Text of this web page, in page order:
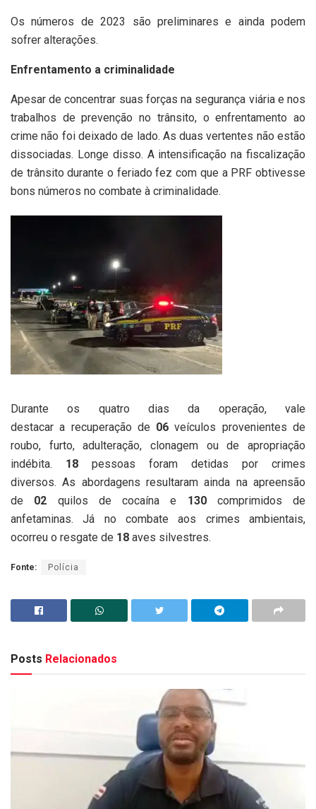
Os números de 2023 são preliminares e ainda podem
sofrer alterações.
Enfrentamento a criminalidade
Apesar de concentrar suas forças na segurança viária e nos
trabalhos de prevenção no trânsito, o enfrentamento ao
crime não foi deixado de lado. As duas vertentes não estão
dissociadas. Longe disso. A intensificação na fiscalização
de trânsito durante o feriado fez com que a PRF obtivesse
bons números no combate à criminalidade.
Durante os quatro dias da operação, vale
destacar a recuperação de 06 veículos provenientes de
roubo, furto, adulteração, clonagem ou de apropriação
indébita. 18 pessoas foram detidas por crimes
diversos. As abordagens resultaram ainda na apreensão
de 02 quilos de cocaína e 130comprimidos de
anfetaminas. Já no combate aos crimes ambientais,
ocorreu o resgate de 18 aves silvestres.
Fonte: Polícia
Posts Relacionados